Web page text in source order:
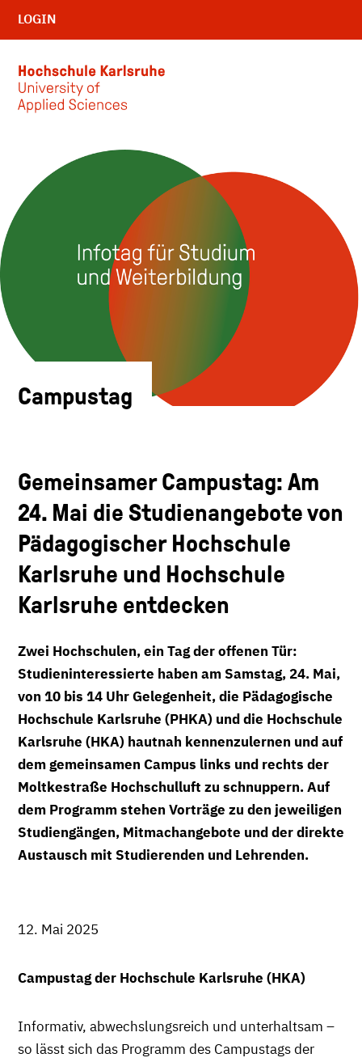
Skip to main content
LOGIN
Campustag
Gemeinsamer Campustag: Am
24. Mai die Studienangebote von
Pädagogischer Hochschule
Karlsruhe und Hochschule
Karlsruhe entdecken
Zwei Hochschulen, ein Tag der offenen Tür:
Studieninteressierte haben am Samstag, 24. Mai,
von 10 bis 14 Uhr Gelegenheit, die Pädagogische
Hochschule Karlsruhe (PHKA) und die Hochschule
Karlsruhe (HKA) hautnah kennenzulernen und auf
dem gemeinsamen Campus links und rechts der
Moltkestraße Hochschulluft zu schnuppern. Auf
dem Programm stehen Vorträge zu den jeweiligen
Studiengängen, Mitmachangebote und der direkte
Austausch mit Studierenden und Lehrenden.
12. Mai 2025
Campustag der Hochschule Karlsruhe (HKA)
Informativ, abwechslungsreich und unterhaltsam –
so lässt sich das Programm des Campustags der